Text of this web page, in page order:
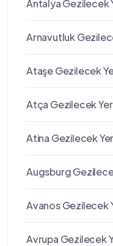
Antalya Gezilecek
Arnavutluk
Ataşe Gezilecek
Atça Gezilecek
Atina Gezilecek
Augsburg
Avanos Gezilecek
Avrupa Gezilecek